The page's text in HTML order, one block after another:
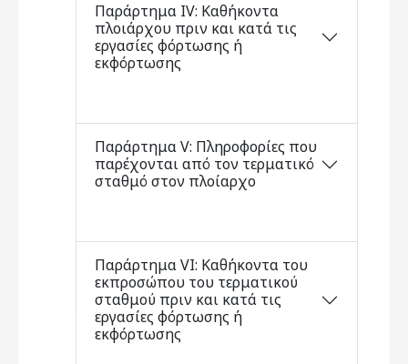
Παράρτημα ΙV: Καθήκοντα
πλοιάρχου πριν και κατά τις
εργασίες φόρτωσης ή
εκφόρτωσης
Παράρτημα V: Πληροφορίες που
παρέχονται από τον τερματικό
σταθμό στον πλοίαρχο
Παράρτημα VΙ: Καθήκοντα του
εκπροσώπου του τερματικού
σταθμού πριν και κατά τις
εργασίες φόρτωσης ή
εκφόρτωσης